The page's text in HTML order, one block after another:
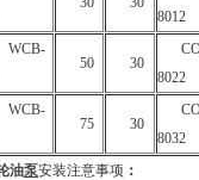
8012
WCB-
50 30
8022
WCB-
75 30
8032
油泵安装注意事项 ：